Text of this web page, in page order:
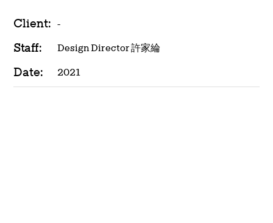
Client: -
Staff: Design Director 許家綸
Date: 2021